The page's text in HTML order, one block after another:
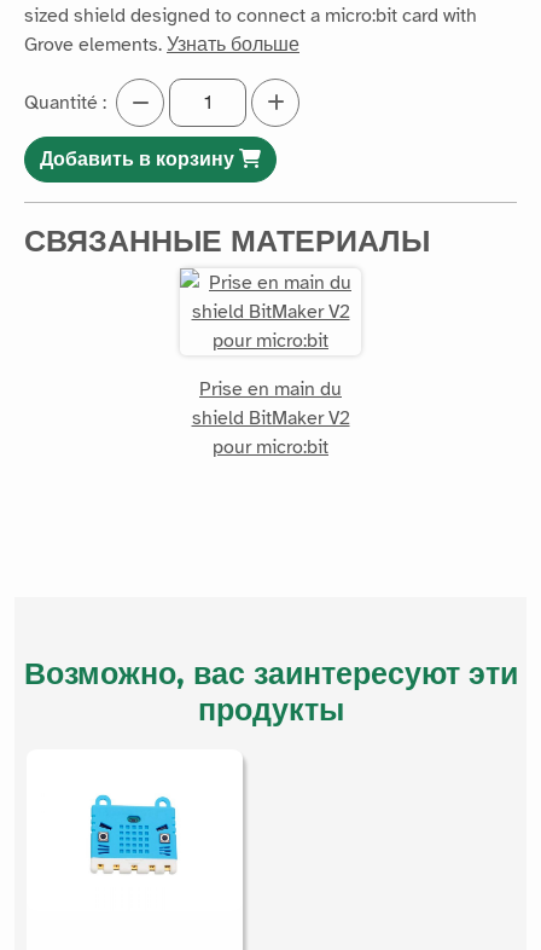
sized shield designed to connect a micro:bit card with
Grove elements. Узнать больше
Quantité :
Добавить в корзину
СВЯЗАННЫЕ МАТЕРИАЛЫ
Prise en main du
shield BitMaker V2
pour micro:bit
Возможно, вас заинтересуют эти
продукты